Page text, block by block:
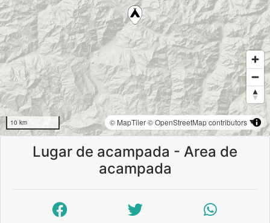
10 km © MapTiler© OpenStreetMap contributors
Lugar de acampada - Area de
acampada